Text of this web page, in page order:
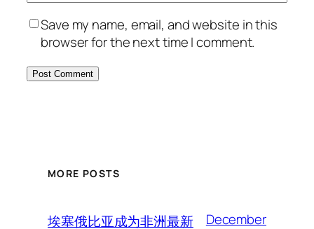
Save my name, email, and website in this
browser for the next time I comment.
MORE POSTS
埃塞俄比亚成为非洲最新
December